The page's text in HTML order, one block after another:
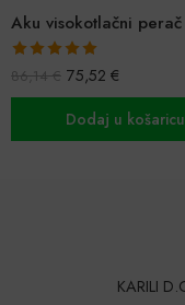
Ocijenjeno
5.00od 5
86,14€ 75,52 €
Dodaj u košaricu
KARILI